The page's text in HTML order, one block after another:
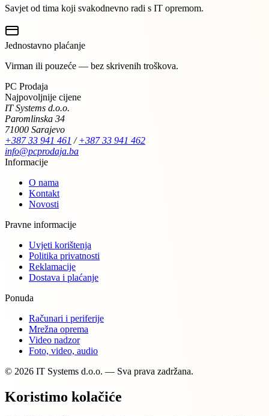
Savjet od tima koji svakodnevno radi s IT opremom.
Jednostavno plaćanje
Virman ili pouzeće — bez skrivenih troškova.
PC Prodaja
Najpovoljnije cijene
IT Systems d.o.o.
Paromlinska 34
71000 Sarajevo
+387 33 941 461 /+387 33 941 462
info@pcprodaja.ba
Informacije
O nama
Kontakt
Novosti
Pravne informacije
Uvjeti korištenja
Politika privatnosti
Reklamacije
Dostava i plaćanje
Ponuda
Računari i periferije
Mrežna oprema
Video nadzor
Foto, video, audio
© 2026 IT Systems d.o.o. — Sva prava zadržana.
Koristimo kolačiće